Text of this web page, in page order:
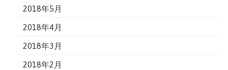
2018年5月
2018年4月
2018年3月
2018年2月